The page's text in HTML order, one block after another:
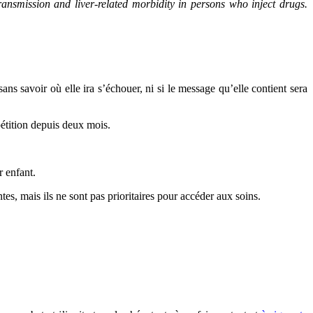
and liver-related morbidity in persons who inject drugs.
savoir où elle ira s’échouer, ni si le message qu’elle contient sera
depuis deux mois.
enfant.
mais ils ne sont pas prioritaires pour accéder aux soins.